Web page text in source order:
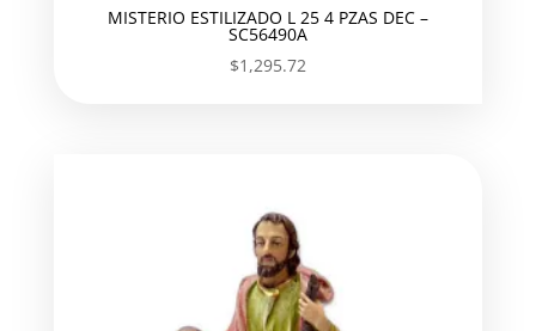
MISTERIO ESTILIZADO L 25 4 PZAS DEC –
SC56490A
$1,295.72